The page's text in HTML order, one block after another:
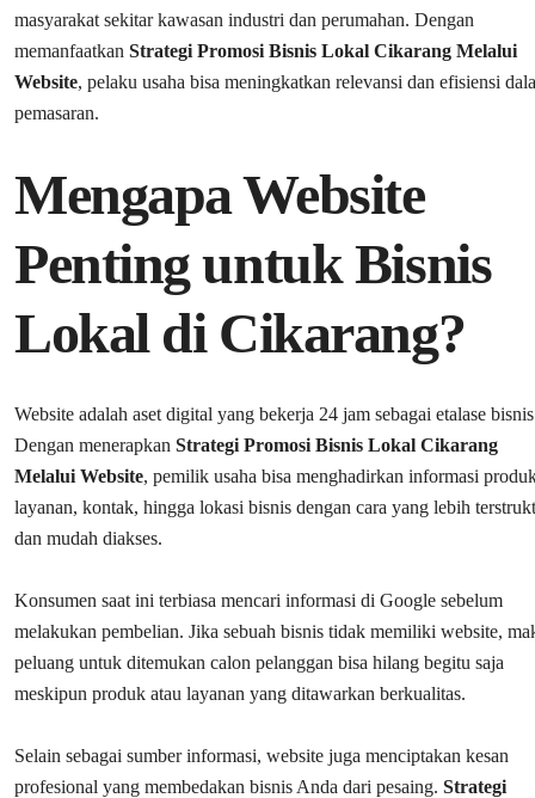
masyarakat sekitar kawasan industri dan perumahan. Dengan
memanfaatkan Strategi Promosi Bisnis Lokal Cikarang Melalui
Website, pelaku usaha bisa meningkatkan relevansi dan efisiensi
pemasaran.
Mengapa Website
Penting untuk Bisnis
Lokal di Cikarang?
Website adalah aset digital yang bekerja 24 jam sebagai etalase
Dengan menerapkan Strategi Promosi Bisnis Lokal Cikarang
Melalui Website, pemilik usaha bisa menghadirkan informasi
layanan, kontak, hingga lokasi bisnis dengan cara yang lebih
dan mudah diakses.
Konsumen saat ini terbiasa mencari informasi di Google sebelum
melakukan pembelian. Jika sebuah bisnis tidak memiliki website,
peluang untuk ditemukan calon pelanggan bisa hilang begitu saja
meskipun produk atau layanan yang ditawarkan berkualitas.
Selain sebagai sumber informasi, website juga menciptakan kesan
profesional yang membedakan bisnis Anda dari pesaing. Strategi